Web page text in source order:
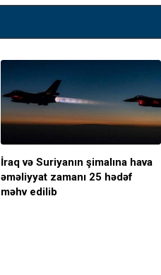
İraq və Suriyanın şimalına hava
əməliyyat zamanı 25 hədəf
məhv edilib